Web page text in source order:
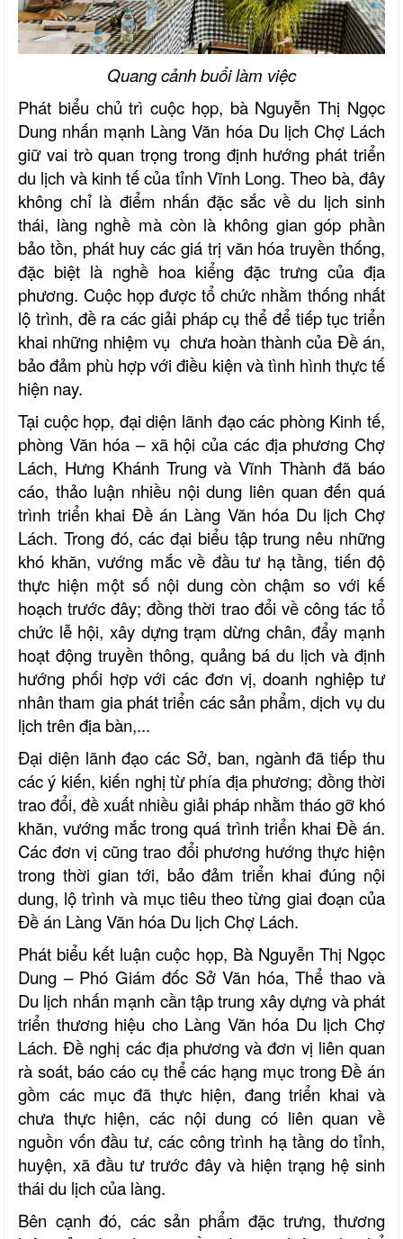
Quang cảnh buổi làm việc
Phát biểu chủ trì cuộc họp, bà Nguyễn Thị Ngọc
Dung nhấn mạnh Làng Văn hóa Du lịch Chợ Lách
giữ vai trò quan trọng trong định hướng phát triển
du lịch và kinh tế của tỉnh Vĩnh Long. Theo bà, đây
không chỉ là điểm nhấn đặc sắc về du lịch sinh
thái, làng nghề mà còn là không gian góp phần
bảo tồn, phát huy các giá trị văn hóa truyền thống,
đặc biệt là nghề hoa kiểng đặc trưng của địa
phương. Cuộc họp được tổ chức nhằm thống nhất
lộ trình, đề ra các giải pháp cụ thể để tiếp tục triển
khai những nhiệm vụ chưa hoàn thành của Đề án,
bảo đảm phù hợp với điều kiện và tình hình thực tế
hiện nay.
Tại cuộc họp, đại diện lãnh đạo các phòng Kinh tế,
phòng Văn hóa – xã hội của các địa phương Chợ
Lách, Hưng Khánh Trung và Vĩnh Thành đã báo
cáo, thảo luận nhiều nội dung liên quan đến quá
trình triển khai Đề án Làng Văn hóa Du lịch Chợ
Lách. Trong đó, các đại biểu tập trung nêu những
khó khăn, vướng mắc về đầu tư hạ tầng, tiến độ
thực hiện một số nội dung còn chậm so với kế
hoạch trước đây; đồng thời trao đổi về công tác tổ
chức lễ hội, xây dựng trạm dừng chân, đẩy mạnh
hoạt động truyền thông, quảng bá du lịch và định
hướng phối hợp với các đơn vị, doanh nghiệp tư
nhân tham gia phát triển các sản phẩm, dịch vụ du
lịch trên địa bàn,...
Đại diện lãnh đạo các Sở, ban, ngành đã tiếp thu
các ý kiến, kiến nghị từ phía địa phương; đồng thời
trao đổi, đề xuất nhiều giải pháp nhằm tháo gỡ khó
khăn, vướng mắc trong quá trình triển khai Đề án.
Các đơn vị cũng trao đổi phương hướng thực hiện
trong thời gian tới, bảo đảm triển khai đúng nội
dung, lộ trình và mục tiêu theo từng giai đoạn của
Đề án Làng Văn hóa Du lịch Chợ Lách.
Phát biểu kết luận cuộc họp, Bà Nguyễn Thị Ngọc
Dung – Phó Giám đốc Sở Văn hóa, Thể thao và
Du lịch nhấn mạnh cần tập trung xây dựng và phát
triển thương hiệu cho Làng Văn hóa Du lịch Chợ
Lách. Đề nghị các địa phương và đơn vị liên quan
rà soát, báo cáo cụ thể các hạng mục trong Đề án
gồm các mục đã thực hiện, đang triển khai và
chưa thực hiện, các nội dung có liên quan về
nguồn vốn đầu tư, các công trình hạ tầng do tỉnh,
huyện, xã đầu tư trước đây và hiện trạng hệ sinh
thái du lịch của làng.
Bên cạnh đó, các sản phẩm đặc trưng, thương